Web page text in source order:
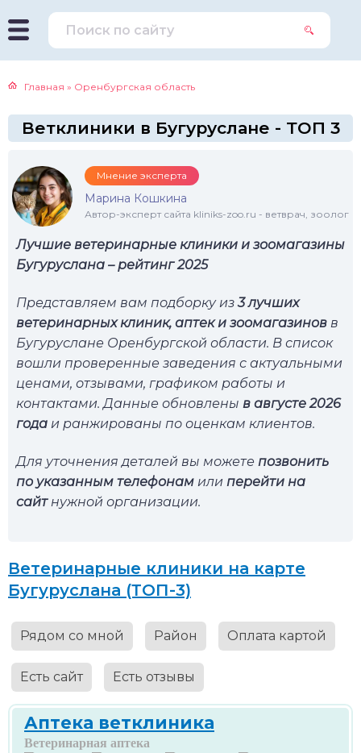
Главная » Оренбургская область
Ветклиники в Бугуруслане - ТОП 3
Мнение эксперта
Марина Кошкина
Автор-эксперт сайта kliniks-zoo.ru - ветврач, зоолог
Лучшие ветеринарные клиники и зоомагазины
Бугуруслана – рейтинг 2025
Представляем вам подборку из3 лучших
ветеринарных клиник, аптек и зоомагазинов в
Бугуруслане Оренбургской области. В список
вошли проверенные заведения с актуальными
ценами, отзывами, графиком работы и
контактами. Данные обновлены в августе 2026
года и ранжированы по оценкам клиентов.
Для уточнения деталей вы можете позвонить
по указанным телефонам или перейти на
сайтнужной организации.
Ветеринарные клиники на карте
Бугуруслана (ТОП-3)
Рядом со мной Район Оплата картой
Есть сайт Есть отзывы
Аптека ветклиника
Ветеринарная аптека